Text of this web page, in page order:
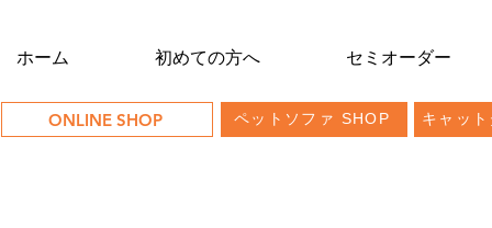
ホーム 初めての方へ セミオーダー
ONLINE SHOP ペットソファ SHOP キャッ